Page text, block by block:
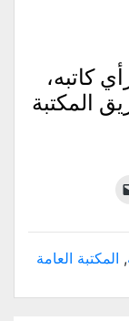
كاتبه،
المكتبة
البريد
إلى
صديق
في
, المكتبة العامة